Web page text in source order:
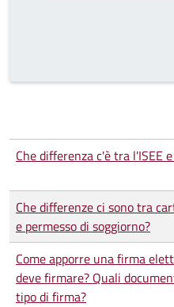
Che differenza c'è tra l'ISEE
Che differenze ci sono tra
e permesso di soggiorno?
Come apporre una firma
deve firmare? Quali
tipo di firma?